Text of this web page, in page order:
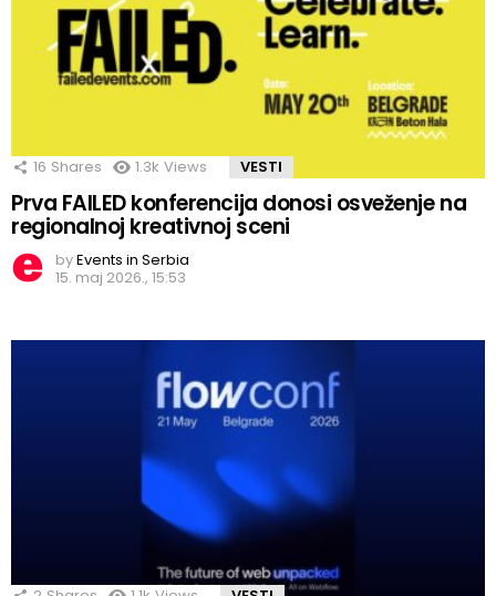
16 Shares 1.3k Views VESTI
Prva FAILED konferencija donosi osveženje na
regionalnoj kreativnoj sceni
byEvents in Serbia
15. maj 2026., 15:53